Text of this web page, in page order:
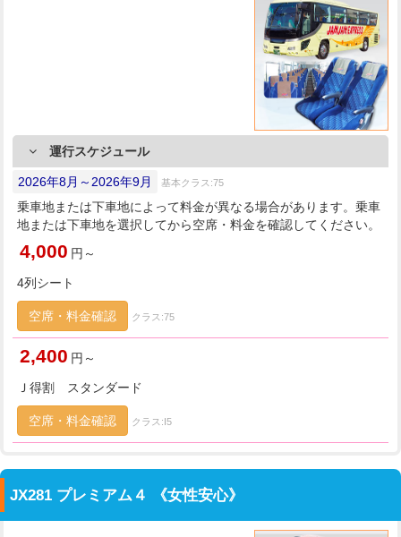
運行スケジュール
2026年8月～2026年9月 基本クラス:75
乗車地または下車地によって料金が異なる場合があります。乗車
地または下車地を選択してから空席・料金を確認してください。
4,000 円～
4列シート
空席・料金確認 クラス:75
2,400 円～
Ｊ得割 スタンダード
空席・料金確認 クラス:I5
JX281 プレミアム４ 《女性安心》